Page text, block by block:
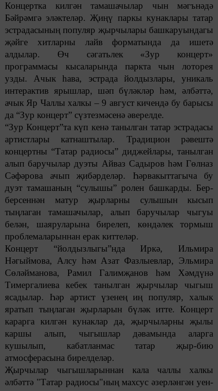
Концертка килгән тамашачылар чын мәгънәдә
Бәйрәмгә эләктеләр. Җиңү паркы кунаклары татар
эстрадасының популяр җырчылары башкаруындагы
җәйге хитларны лайв форматында да ишетә
алдылар. Өч сәгатьлек «Зур концерт»
программасы кысаларында паркта чын лоторея
узды. Ачык һава, эстрада йолдызлары, уникаль
интерактив ярышлар, шәп бүләкләр һәм, әлбәттә,
ачык Яр Чаллы халкы – 9 август кичендә бу барысы
да “Зур концерт” сүзтезмәсенә әверелде.
“Зур Концерт”такүп кенә танылган татар эстрадасы
артистлары катнаштылар. Традицион рәвештә
концертны “Татар радиосы” диджейлары, танылган
алып баручылар дуэты Айваз Садыров һәм Гөлназ
Сәфәрова ачып җибәрделәр. Һәрвакыттагыча бу
дуэт тамашаның “сулышы” ролен башкарды. Бер-
берсеннән матур җырларны сулышын кысып
тыңлаган тамашачылар, алып баручылар чыгуы
белән, шаяруларына бирелеп, көндәлек тормыш
проблемаларыннан ерак киттеләр.
Концерт “йолдызлыгы”нда Иркә, Ильмира
Нәгыймова, Алсу һәм Азат Фазлыевлар, Эльмира
Сөләйманова, Рамил Галимҗанов һәм Хәмдүнә
Тимергалиева кебек танылган җырчылар чыгыш
ясадылар. Һәр артист үзенең иң популяр, халык
яратып тыңлаган җырларын бүләк итте.
Концерт
карарга килгән кунаклар да, җырчыларны җылы
каршы алып, чыгышлар дәвамында аларга
кушылып, кабатланмас татар җыр-бию
атмосферасына бирелделәр.
Җырчылар чыгышларыннан кала чаллы халкы
әлбәттә "Татар радиосы"ның махсус әзерләнгән уен-